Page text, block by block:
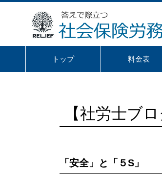
トップ 料金表
【社労士ブ
「安全」と「５S」